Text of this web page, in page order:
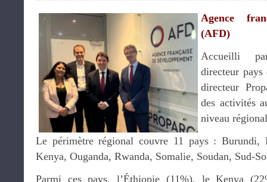
Agence
(AFD)
Accueilli
directeur
directeur
des activités
niveau
Le périmètre régional couvre 11 pays : Burundi,
Kenya, Ouganda, Rwanda, Somalie, Soudan, Sud-
Parmi ces pays, l’Éthiopie (11%), le Kenya